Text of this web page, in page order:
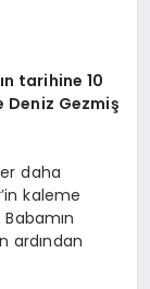
tarihine 10
Deniz Gezmiş
daha
kaleme
ardından